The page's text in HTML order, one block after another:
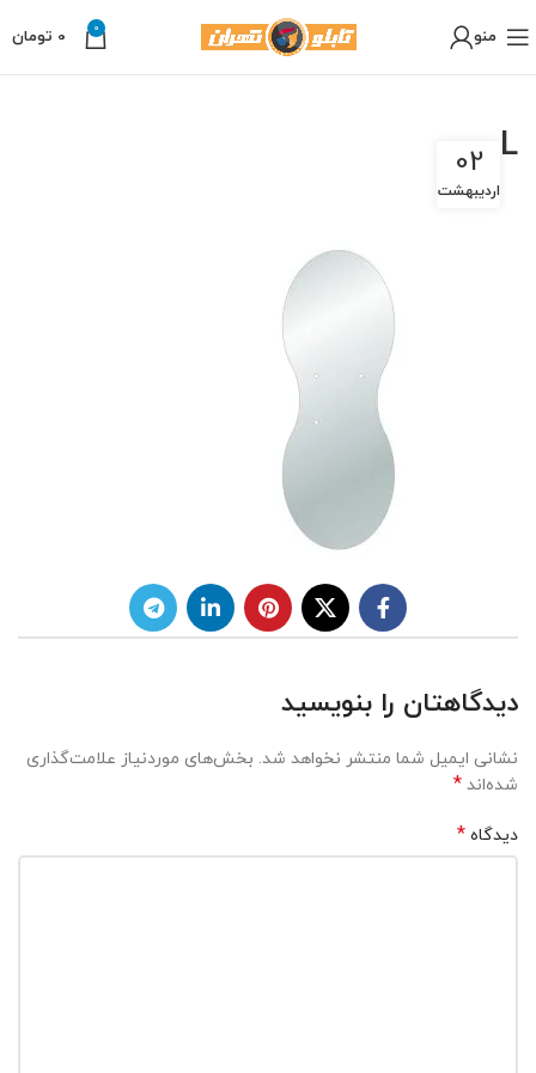
منو 0
0 تومان
L
02
اردیبهشت
دیدگاهتان را بنویسید
نشانی ایمیل شما منتشر نخواهد شد. بخش‌های موردنیاز علامت‌گذاری
شده‌اند *
دیدگاه *